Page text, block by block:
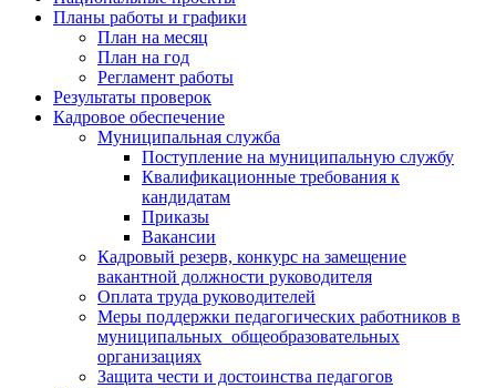
Планы работы и графики
План на месяц
План на год
Регламент работы
Результаты проверок
Кадровое обеспечение
Муниципальная служба
Поступление на муниципальную службу
Квалификационные требования к
кандидатам
Приказы
Вакансии
Кадровый резерв, конкурс на замещение
вакантной должности руководителя
Оплата труда руководителей
Меры поддержки педагогических работников в
муниципальных общеобразовательных
организациях
Защита чести и достоинства педагогов